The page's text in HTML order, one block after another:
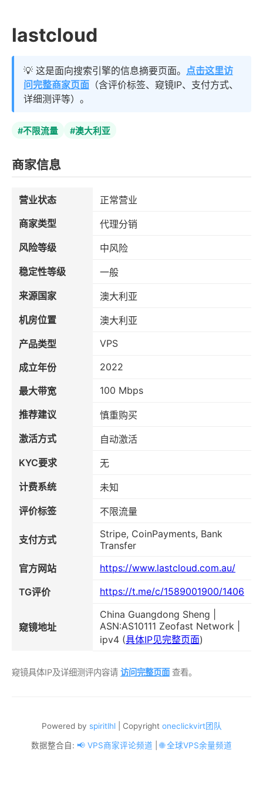
lastcloud
💡 这是面向搜索引擎的信息摘要页面。 点击这里访
问完整商家页面 （含评价标签、窥镜IP、支付方式、
详细测评等）。
#不限流量 #澳大利亚
商家信息
营业状态
正常营业
商家类型
代理分销
风险等级
中风险
稳定性等级
一般
来源国家
澳大利亚
机房位置
澳大利亚
产品类型
VPS
成立年份 2022
最大带宽 100 Mbps
推荐建议
慎重购买
激活方式
自动激活
KYC要求
无
计费系统
未知
评价标签
不限流量
支付方式
Stripe, CoinPayments, Bank
Transfer
官方网站
https://www.lastcloud.com.au/
TG评价 https://t.me/c/1589001900/1406
窥镜地址
China Guangdong Sheng |
ASN:AS10111 Zeofast Network |
ipv4 (具体IP见完整页面)
窥镜具体IP及详细测评内容请 访问完整页面查看。
Powered by spiritlhl| Copyright oneclickvirt团队
数据整合自: 📢 VPS商家评论频道 |🌐 全球VPS余量频道